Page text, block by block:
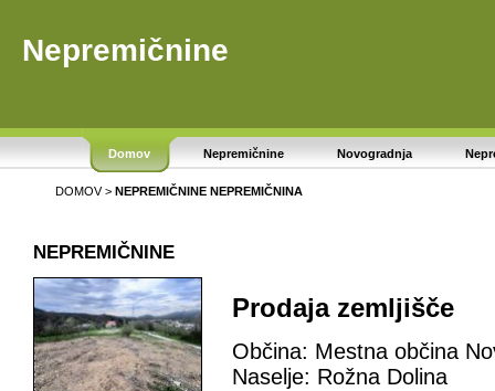
Nepremičnine
Domov Nepremičnine Novogradnja
DOMOV> NEPREMIČNINE NEPREMIČNINA
NEPREMIČNINE
Prodaja zemljišče
Občina: Mestna občina
Naselje: Rožna Dolina